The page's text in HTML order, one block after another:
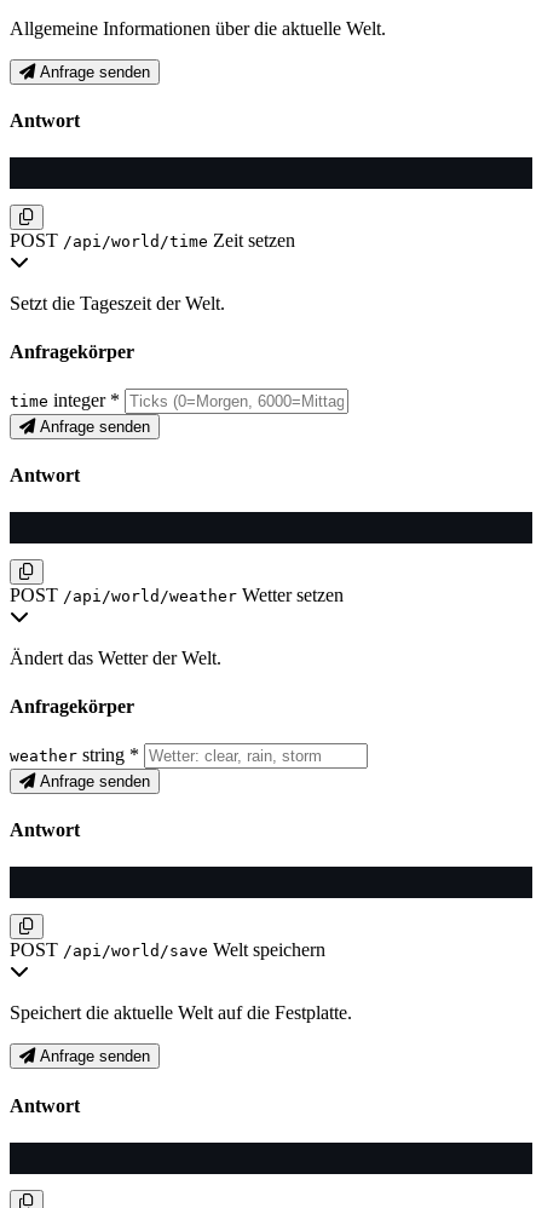
Allgemeine Informationen über die aktuelle Welt.
Anfrage senden
Antwort
POST /api/world/time Zeit setzen
Setzt die Tageszeit der Welt.
Anfragekörper
time integer *
Anfrage senden
Antwort
POST /api/world/weather Wetter setzen
Ändert das Wetter der Welt.
Anfragekörper
weather string *
Anfrage senden
Antwort
POST /api/world/save Welt speichern
Speichert die aktuelle Welt auf die Festplatte.
Anfrage senden
Antwort